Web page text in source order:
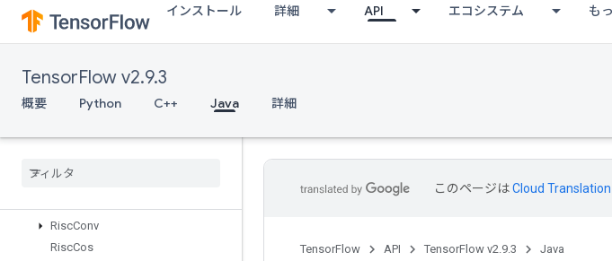
インストール 詳細 API エコシステム も
TensorFlow v2.9.3
概要 Python C++ Java 詳細
RiscAdd
RiscBinaryComparison
RiscBitcast
RiscCast
Risc
RiscConv
RiscCos
このページはCloud Translation
TensorFlow API TensorFlow v2.9.3 Java